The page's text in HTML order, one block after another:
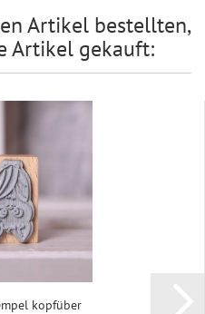
Artikel bestellten,
Artikel gekauft:
kopf­über